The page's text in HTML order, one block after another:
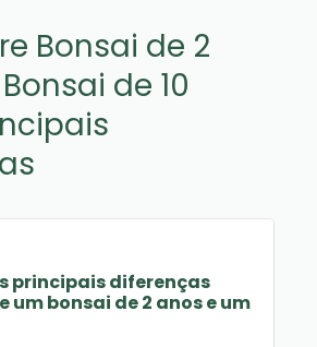
Bonsai de 2
de 10
principais diferenças
um bonsai de 2 anos e um